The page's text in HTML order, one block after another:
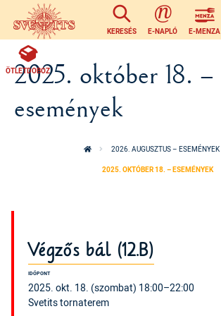
Ugrás a tartalomra
KERESÉS E-NAPLÓ E-MENZA
ÖTLETDOBOZ
2025. október 18. –
események
2026. AUGUSZTUS – ESEMÉNYEK
2025. OKTÓBER 18. – ESEMÉNYEK
Végzős bál (12.B)
IDŐPONT
2025. okt. 18. (szombat) 18:00–22:00
Svetits tornaterem